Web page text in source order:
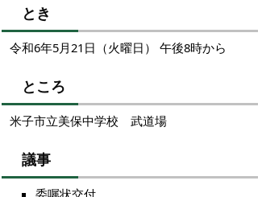
とき
令和6年5月21日（火曜日） 午後8時から
ところ
米子市立美保中学校 武道場
議事
委嘱状交付